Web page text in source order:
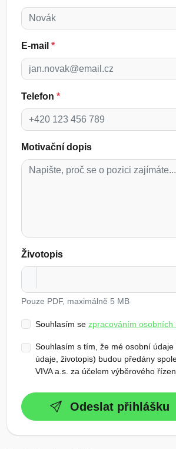
E-mail *
Telefon *
Motivační dopis
Životopis
Pouze PDF, maximálně 5 MB
Souhlasím se zpracováním osobních
Souhlasím s tím, že mé osobní
údaje, životopis) budou předány
VIVA a.s. za účelem výběrového
Odeslat přihlášku